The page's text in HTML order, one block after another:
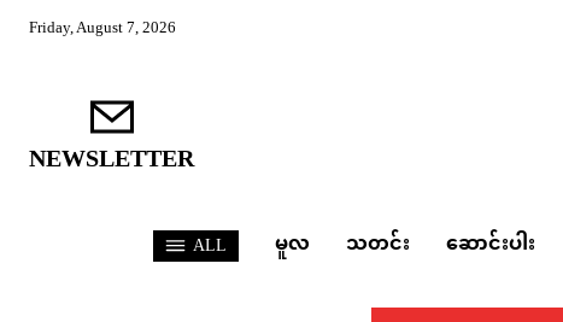
Friday, August 7, 2026
NEWSLETTER
ALL မူလ သတင်း ဆောင်းပါး